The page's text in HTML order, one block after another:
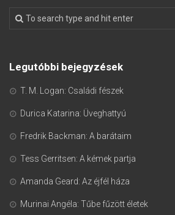
Legutóbbi bejegyzések
T. M. Logan: Családi fészek
Durica Katarina: Üveghattyú
Fredrik Backman: A barátaim
Tess Gerritsen: A kémek partja
Amanda Geard: Az éjfél háza
Murinai Angéla: Tűbe fűzött életek